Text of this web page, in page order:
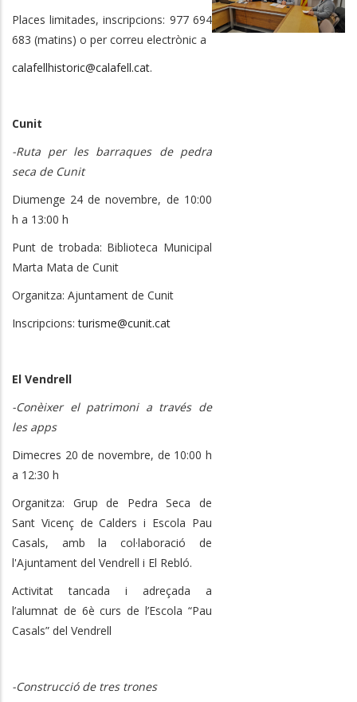
Places limitades, inscripcions: 977 694
683 (matins) o per correu electrònic a
calafellhistoric@calafell.cat.
Cunit
-Ruta per les barraques de pedra
seca de Cunit
Diumenge 24 de novembre, de 10:00
h a 13:00 h
Punt de trobada: Biblioteca Municipal
Marta Mata de Cunit
Organitza: Ajuntament de Cunit
Inscripcions:turisme@cunit.cat
El Vendrell
-Conèixer el patrimoni a través de
les apps
Dimecres 20 de novembre, de 10:00 h
a 12:30 h
Organitza: Grup de Pedra Seca de
Sant Vicenç de Calders i Escola Pau
Casals, amb la col·laboració de
l'Ajuntament del Vendrell i El Rebló.
Activitat tancada i adreçada a
l’alumnat de 6è curs de l’Escola “Pau
Casals” del Vendrell
-Construcció de tres trones